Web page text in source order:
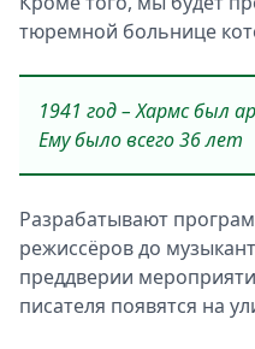
тюремной больнице
1941 год – Хармс был
Ему было всего 36 лет
Разрабатывают
режиссёров до
преддверии
писателя появятся на